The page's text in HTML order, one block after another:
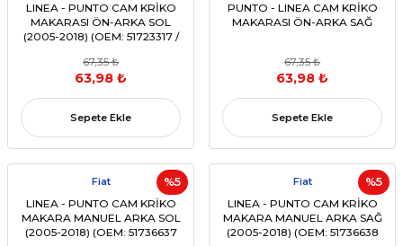
LINEA - PUNTO CAM KRİKO
MAKARASI ÖN-ARKA SOL
(2005-2018) (OEM: 51723317 /
67,35 ₺
63,98 ₺
Sepete Ekle
PUNTO - LINEA CAM KRİKO
MAKARASI ÖN-ARKA SAĞ
67,35 ₺
63,98 ₺
Sepete Ekle
%5
Fiat
LINEA - PUNTO CAM KRİKO
MAKARA MANUEL ARKA SOL
(2005-2018) (OEM: 51736637
%5
Fiat
LINEA - PUNTO CAM KRİKO
MAKARA MANUEL ARKA SAĞ
(2005-2018) (OEM: 51736638